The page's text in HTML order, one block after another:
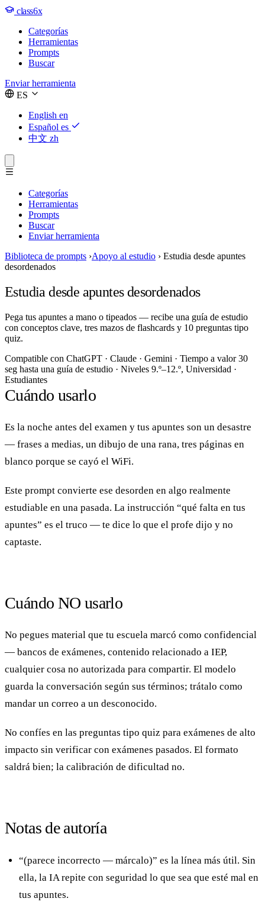
class6x
Categorías
Herramientas
Prompts
Buscar
Enviar herramienta
ES
English en
Español es
中文 zh
Categorías
Herramientas
Prompts
Buscar
Enviar herramienta
Biblioteca de prompts ›Apoyo al estudio › Estudia desde apuntes
desordenados
Estudia desde apuntes desordenados
Pega tus apuntes a mano o tipeados — recibe una guía de estudio
con conceptos clave, tres mazos de flashcards y 10 preguntas tipo
quiz.
Compatible con ChatGPT · Claude · Gemini · Tiempo a valor 30
seg hasta una guía de estudio · Niveles 9.º–12.º, Universidad ·
Estudiantes
Cuándo usarlo
Es la noche antes del examen y tus apuntes son un desastre
— frases a medias, un dibujo de una rana, tres páginas en
blanco porque se cayó el WiFi.
Este prompt convierte ese desorden en algo realmente
estudiable en una pasada. La instrucción “qué falta en tus
apuntes” es el truco — te dice lo que el profe dijo y no
captaste.
Cuándo NO usarlo
No pegues material que tu escuela marcó como confidencial
— bancos de exámenes, contenido relacionado a IEP,
cualquier cosa no autorizada para compartir. El modelo
guarda la conversación según sus términos; trátalo como
mandar un correo a un desconocido.
No confíes en las preguntas tipo quiz para exámenes de alto
impacto sin verificar con exámenes pasados. El formato
saldrá bien; la calibración de dificultad no.
Notas de autoría
“(parece incorrecto — márcalo)” es la línea más útil. Sin
ella, la IA repite con seguridad lo que sea que esté mal en
tus apuntes.